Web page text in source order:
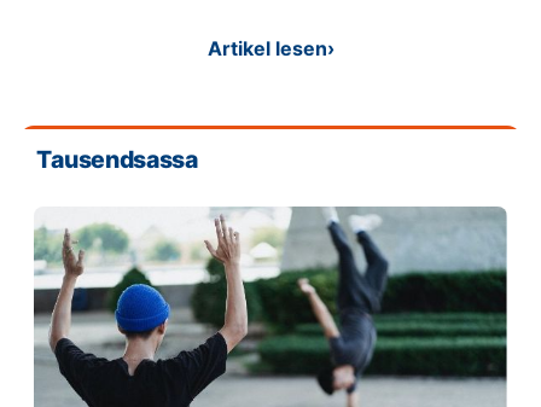
Artikel lesen›
Tausendsassa